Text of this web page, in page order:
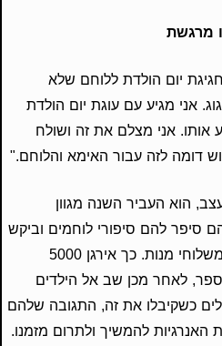
מרגשת
יום הולדת ללוחם שלא
אני מגיע עם עוגת יום הולדת
אני מצלם את זה ושולח
דומה לזה עבור האימא והלוחם."
הוא העביר השנה מגוון
סיפר להם סיפורי לוחמים וביקש
שיכינו כרטיסי ברכה לחיילים ומשלוחי מנות. כך אירגן 5000
לאחר מכן שב אל הילדים
כשקיבלו את זה, התגובה שלהם
להמשיך ולתרום מזמנו.